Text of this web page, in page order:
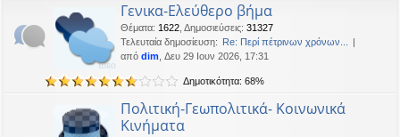
Oropion Τρί 17 Μαρ 2026, 07:43
Καλησπερα
panta•Δευ 16 Μαρ 2026, 03:18
Έκανε Like σε αυτό το μήνυμα
OTTO έγραψε:↑
Γενικα-Ελεύθερο βήμα
Θέματα: 1622 Δημοσιεύσεις: 31327
Τελευταία δημοσίευση: Re: Περί πέτρινων χρόνων...
από dim , Δευ 29 Ιουν 2026, 17:31
Δημοτικότητα: 68%
Πολιτική-Γεωπολιτικά- Κοινωνικά
Κινήματα